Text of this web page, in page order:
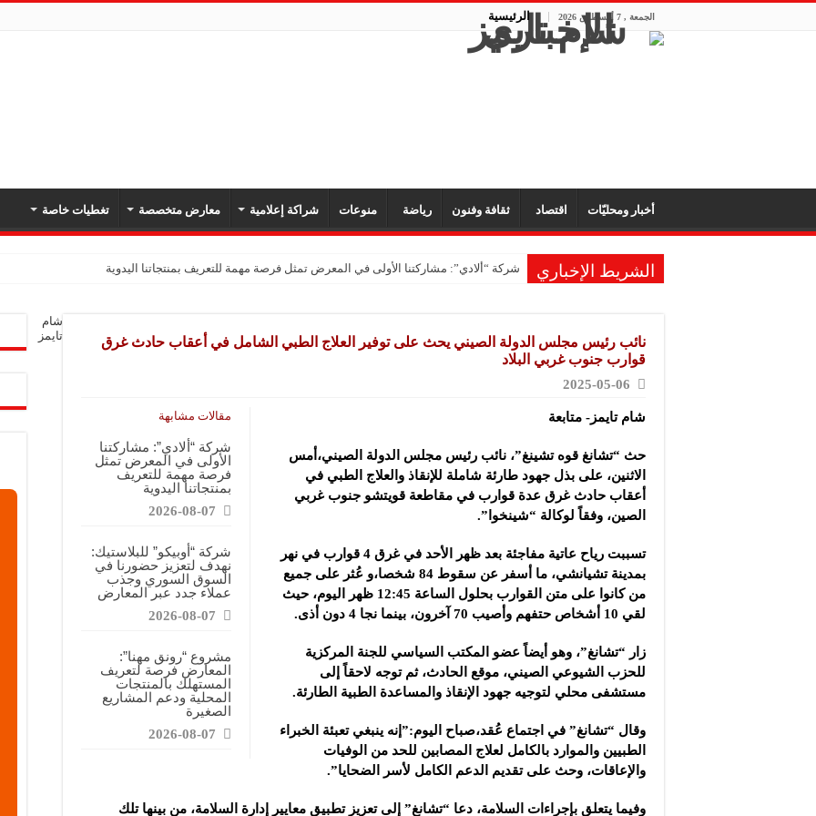
الجمعة , 7 أغسطس 2026 الرئيسية
أخبار ومحليّات اقتصاد ثقافة وفنون رياضة منوعات شراكة إعلامية معارض متخصصة تغطيات خاصة
الشريط الإخباري شركة “ألادي”: مشاركتنا الأولى في المعرض تمثل فرصة مهمة للتعريف بمنتجاتنا اليدوية
مشروع “رونق مهنا”: المعارض فرصة لتعريف المستهلك بالمنتجات المحلية ودعم المشاريع الصغيرة
معمل “أكسجين نبك”: الشركة تواصل مشاركتها في المعارض المتخصصة بهدف تعزيز التعريف بمنتجاتها من
مجموعة “عمر الطيب القابضة”: المعرض يشكل فرصة للقاء أصحاب الاختصاص وصناع القرار
موقع “نيوز بيردز”: مشاركتنا في المعرض تهدف إلى الترويج للموقع وتعزيز حضوره الإعلامي
شركة “قمم الجودة للمعدات الصناعية”: شاركنا بالمعرض لدعم مرحلة إعادة الإعمار في سوريا
نائب رئيس مجلس الدولة الصيني يحث على توفير العلاج الطبي الشامل في أعقاب حادث غرق
قوارب جنوب غربي البلاد
2025-05-06
مقالات مشابهة
شركة “ألادي”: مشاركتنا
الأولى في المعرض تمثل
فرصة مهمة للتعريف
بمنتجاتنا اليدوية
2026-08-07
شركة “أوبيكو” للبلاستيك:
نهدف لتعزيز حضورنا في
السوق السوري وجذب
عملاء جدد عبر المعارض
2026-08-07
مشروع “رونق مهنا”:
المعارض فرصة لتعريف
المستهلك بالمنتجات
المحلية ودعم المشاريع
الصغيرة
2026-08-07
شام تايمز- متابعة
حث “تشانغ قوه تشينغ”، نائب رئيس مجلس الدولة الصيني،أمس
الاثنين، على بذل جهود طارئة شاملة للإنقاذ والعلاج الطبي في
أعقاب حادث غرق عدة قوارب في مقاطعة قويتشو جنوب غربي
الصين، وفقاً لوكالة “شينخوا”.
تسببت رياح عاتية مفاجئة بعد ظهر الأحد في غرق 4 قوارب في نهر
بمدينة تشيانشي، ما أسفر عن سقوط 84 شخصا،و عُثر على جميع
من كانوا على متن القوارب بحلول الساعة 12:45 ظهر اليوم، حيث
لقي 10 أشخاص حتفهم وأصيب 70 آخرون، بينما نجا 4 دون أذى.
زار “تشانغ”، وهو أيضاً عضو المكتب السياسي للجنة المركزية
للحزب الشيوعي الصيني، موقع الحادث، ثم توجه لاحقاً إلى
مستشفى محلي لتوجيه جهود الإنقاذ والمساعدة الطبية الطارئة.
وقال “تشانغ” في اجتماع عُقد،صباح اليوم:”إنه ينبغي تعبئة الخبراء
الطبيين والموارد بالكامل لعلاج المصابين للحد من الوفيات
والإعاقات، وحث على تقديم الدعم الكامل لأسر الضحايا”.
وفيما يتعلق بإجراءات السلامة، دعا “تشانغ” إلى تعزيز تطبيق معايير إدارة السلامة، من بينها تلك
شام
تايمز